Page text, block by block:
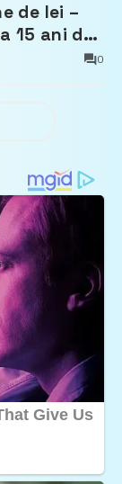
de lei –
15 ani de
0